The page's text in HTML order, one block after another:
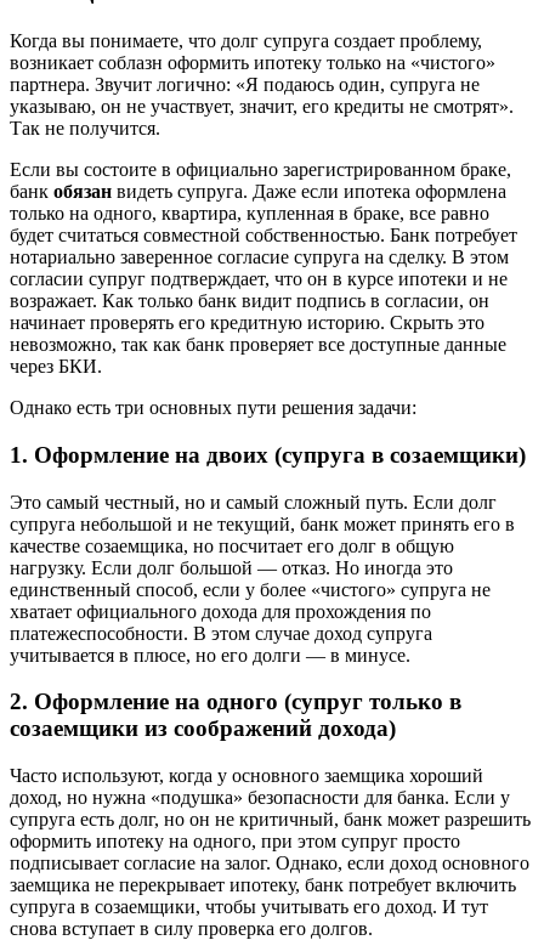
Когда вы понимаете, что долг супруга создает проблему,
возникает соблазн оформить ипотеку только на «чистого»
партнера. Звучит логично: «Я подаюсь один, супруга не
указываю, он не участвует, значит, его кредиты не смотрят».
Так не получится.
Если вы состоите в официально зарегистрированном браке,
банк обязан видеть супруга. Даже если ипотека оформлена
только на одного, квартира, купленная в браке, все равно
будет считаться совместной собственностью. Банк потребует
нотариально заверенное согласие супруга на сделку. В этом
согласии супруг подтверждает, что он в курсе ипотеки и не
возражает. Как только банк видит подпись в согласии, он
начинает проверять его кредитную историю. Скрыть это
невозможно, так как банк проверяет все доступные данные
через БКИ.
Однако есть три основных пути решения задачи:
1. Оформление на двоих (супруга в созаемщики)
Это самый честный, но и самый сложный путь. Если долг
супруга небольшой и не текущий, банк может принять его в
качестве созаемщика, но посчитает его долг в общую
нагрузку. Если долг большой — отказ. Но иногда это
единственный способ, если у более «чистого» супруга не
хватает официального дохода для прохождения по
платежеспособности. В этом случае доход супруга
учитывается в плюсе, но его долги — в минусе.
2. Оформление на одного (супруг только в
созаемщики из соображений дохода)
Часто используют, когда у основного заемщика хороший
доход, но нужна «подушка» безопасности для банка. Если у
супруга есть долг, но он не критичный, банк может разрешить
оформить ипотеку на одного, при этом супруг просто
подписывает согласие на залог. Однако, если доход основного
заемщика не перекрывает ипотеку, банк потребует включить
супруга в созаемщики, чтобы учитывать его доход. И тут
снова вступает в силу проверка его долгов.